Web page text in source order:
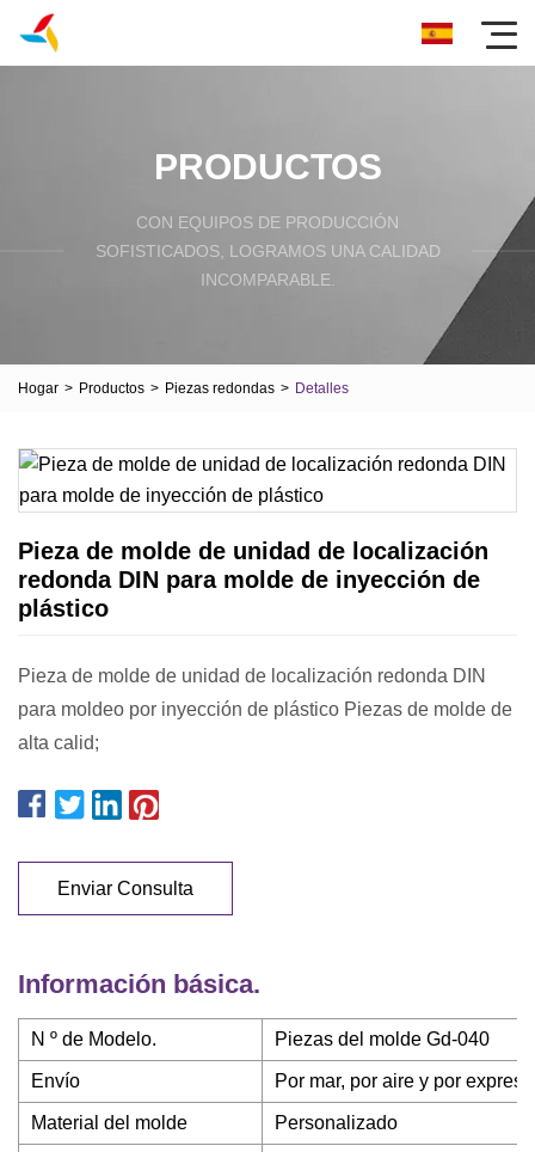
PRODUCTOS
CON EQUIPOS DE PRODUCCIÓN
SOFISTICADOS, LOGRAMOS UNA CALIDAD
INCOMPARABLE.
Hogar > Productos > Piezas redondas > Detalles
Pieza de molde de unidad de localización
redonda DIN para molde de inyección de
plástico
Pieza de molde de unidad de localización redonda DIN
para moldeo por inyección de plástico Piezas de molde de
alta calid;
Enviar Consulta
Información básica.
N º de Modelo. Piezas del molde Gd-040
Envío Por mar, por aire y por
Material del molde Personalizado